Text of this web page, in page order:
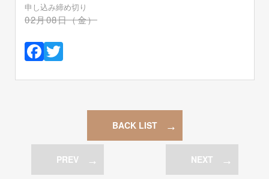
申し込み締め切り
02月08日（金）
Facebook
BACK LIST
PREV NEXT